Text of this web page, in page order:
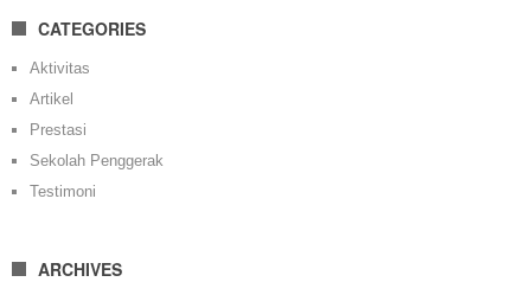
CATEGORIES
Aktivitas
Artikel
Prestasi
Sekolah Penggerak
Testimoni
ARCHIVES